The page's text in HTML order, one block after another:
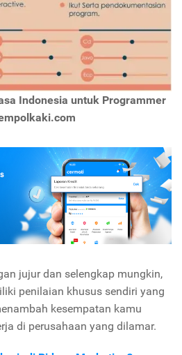
Indonesia untuk Programmer
jujur dan selengkap mungkin,
penilaian khusus sendiri yang
kesempatan kamu
di perusahaan yang dilamar.